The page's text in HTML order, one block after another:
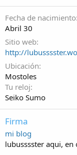
Fecha de nacimiento
Abril 30
Sitio web
http://
Ubicación
Mostoles
Tu reloj
Seiko Sumo
Firma
mi blog
lubusssster aqui,